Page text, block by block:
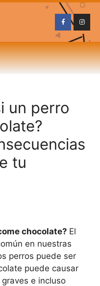
un perro
tu
chocolate? El
en nuestras
perros puede ser
puede causar
e incluso